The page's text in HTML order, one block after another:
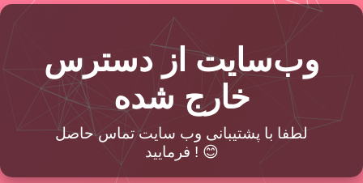
وب‌سایت از دسترس
خارج شده
لطفا با پشتیبانی وب سایت تماس حاصل
فرمایید ! 😊